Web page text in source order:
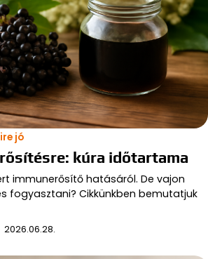
jó
kúra időtartama
immunerősítő hatásáról. De vajon
fogyasztani? Cikkünkben bemutatjuk
2026.06.28.